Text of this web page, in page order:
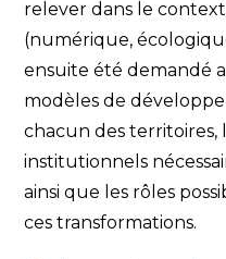
relever dans le
(numérique,
ensuite été demandé
modèles de
chacun des territoires,
institutionnels
ainsi que les rôles
ces transformations.